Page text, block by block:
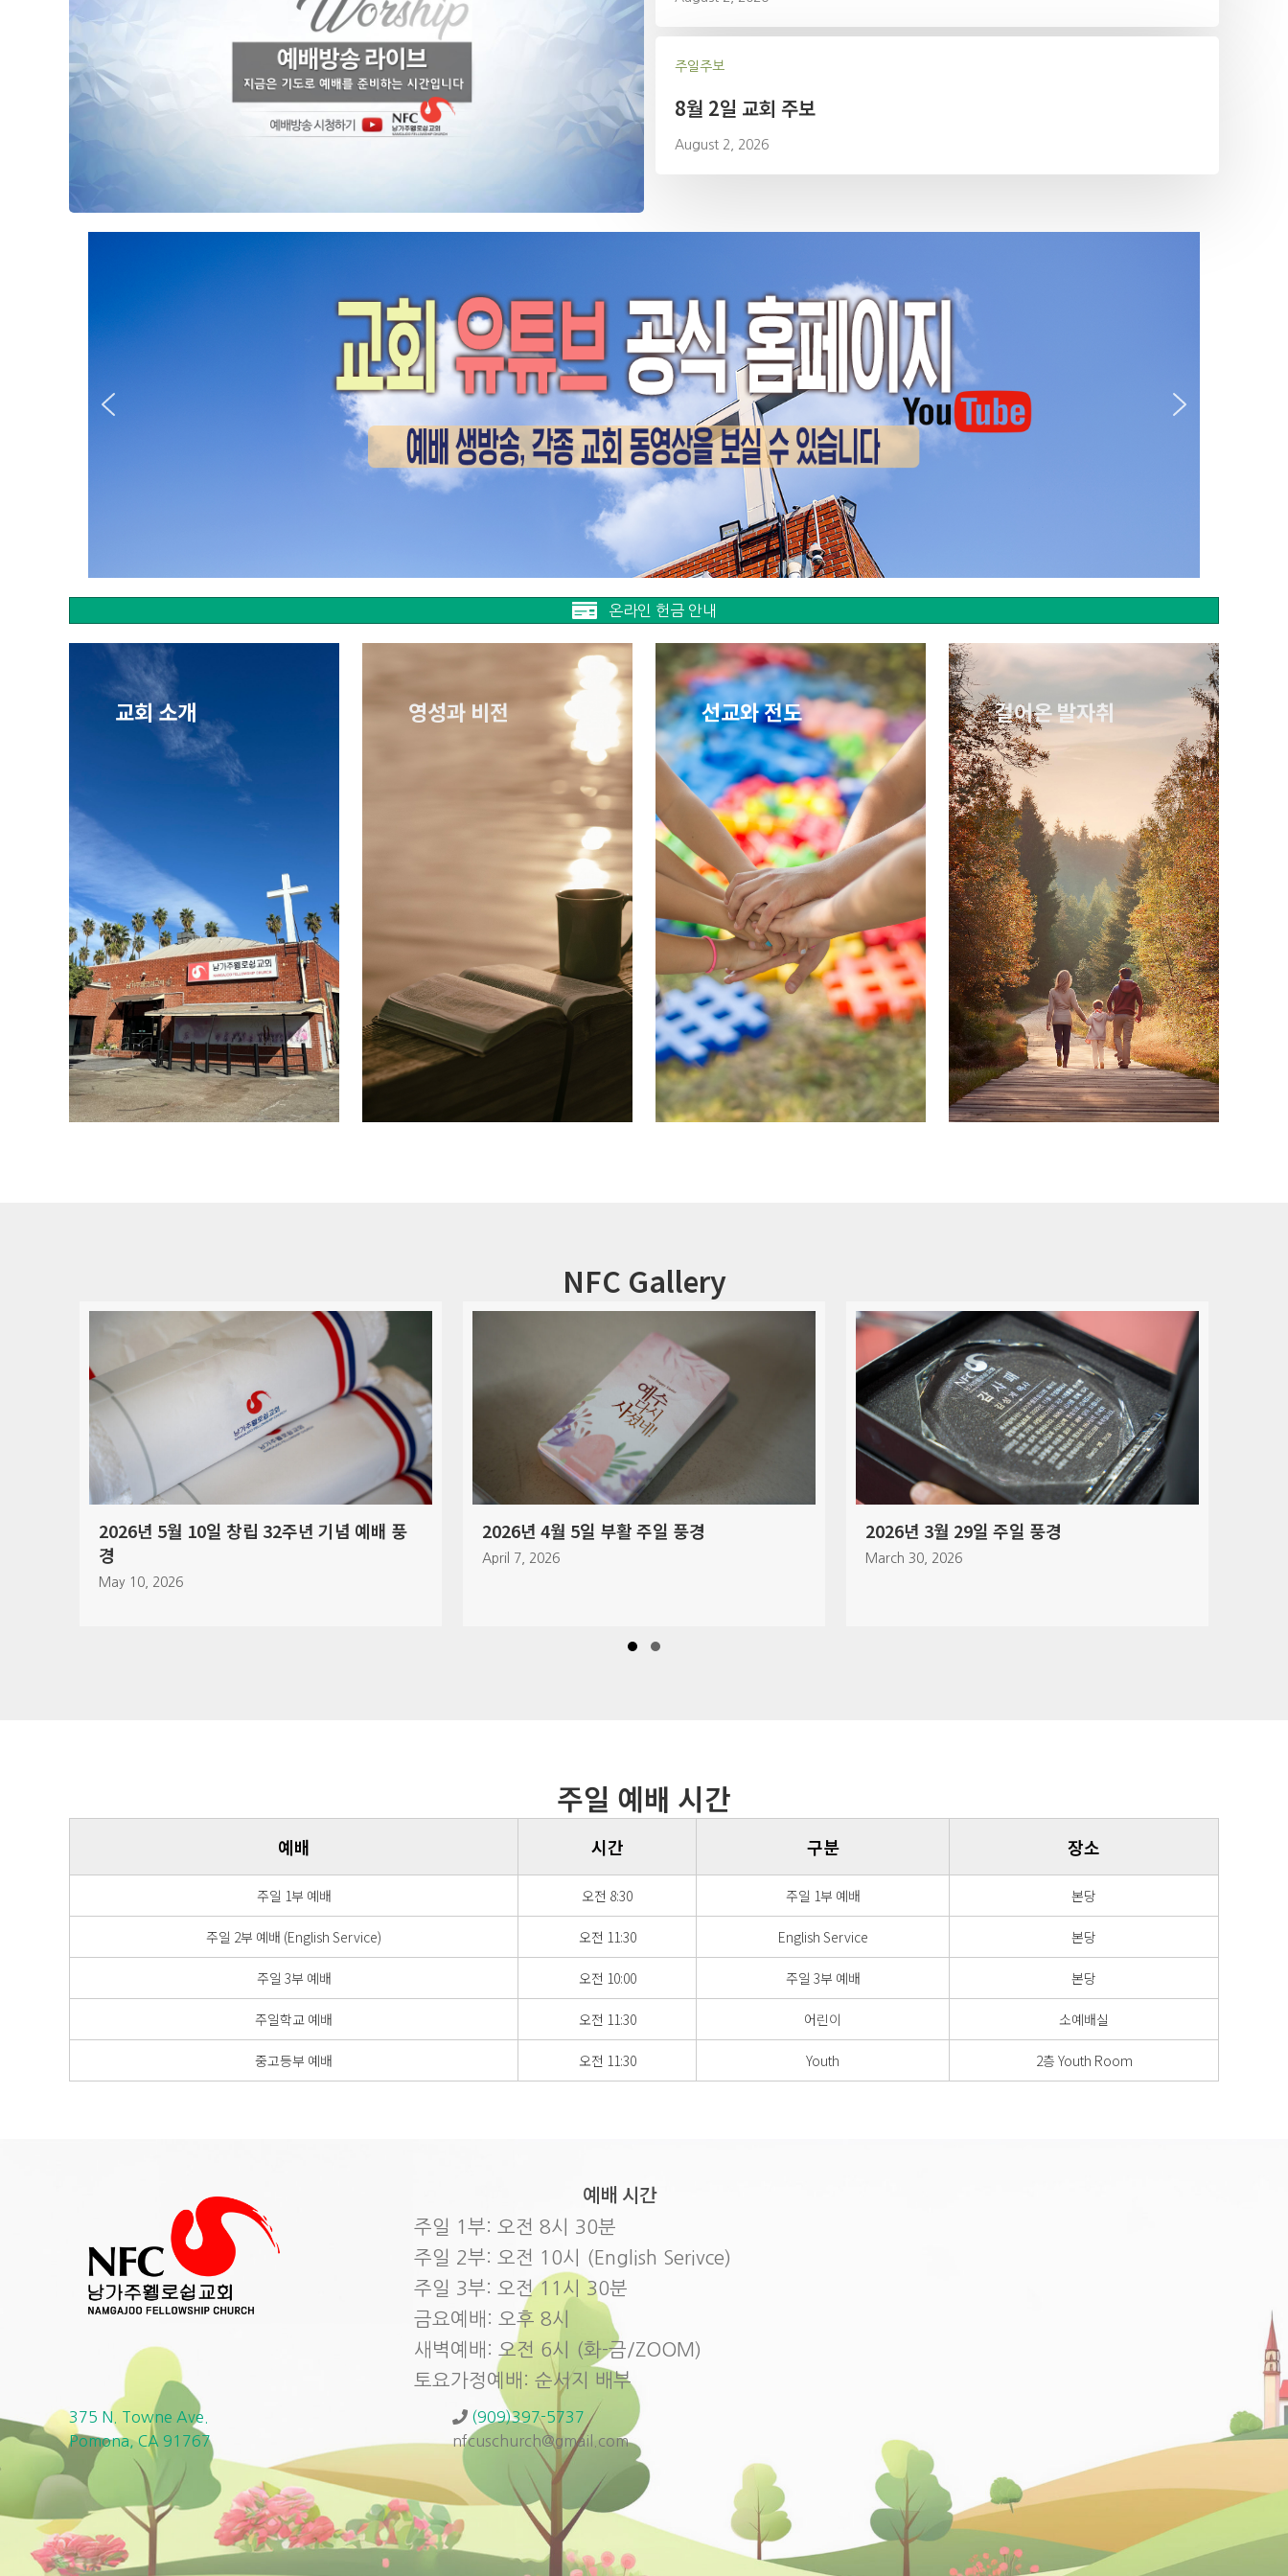
주일주보
8월 2일 교회 주보
August 2, 2026
온라인 헌금 안내
교회 소개 영성과 비전 선교와 전도 걸어온 발자취
NFC Gallery
32주년 기념 예배 풍 2026년 4월 5일 부활 주일 풍경 2026년 3월 29일 주일 풍경 2026년 3월 21일 커뮤니티 밀 풍경
주일 예배 시간
예배 시간 구분 장소
주일 1부 예배 오전 8:30 주일 1부 예배 본당
주일 2부 예배 (English Service) 오전 11:30 English Service 본당
주일 3부 예배 오전 10:00 주일 3부 예배 본당
주일학교 예배 오전 11:30 어린이 소예배실
중고등부 예배 오전 11:30 Youth 2층 Youth Room
예배 시간
주일 1부: 오전 8시 30분
주일 2부: 오전 10시 (English Serivce)
주일 3부: 오전 11시 30분
금요예배: 오후 8시
새벽예배: 오전 6시 (화-금/ZOOM)
토요가정예배: 순서지 배부
375 N. Towne Ave.
Pomona, CA 91767
(909)397-5737
nfcuschurch@gmail.com